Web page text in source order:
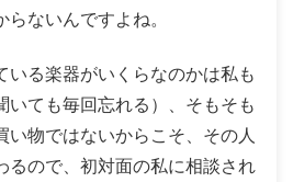
ないんですよね。
いる楽器がいくらなのかは私も
いても毎回忘れる）、そもそも
い物ではないからこそ、その人
るので、初対面の私に相談され